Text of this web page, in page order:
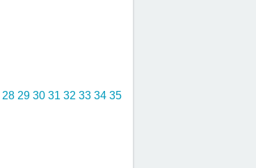
28 29 30 31 32 33 34 35